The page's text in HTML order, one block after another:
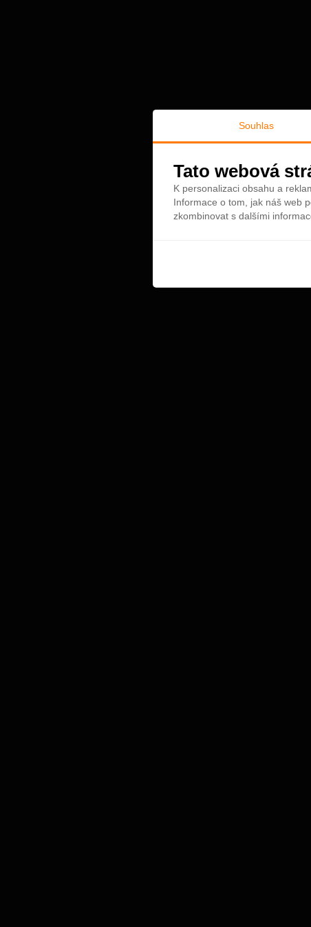
Souhlas
Tato webová
K personalizaci obsahu a
Informace o tom, jak náš web
zkombinovat s dalšími